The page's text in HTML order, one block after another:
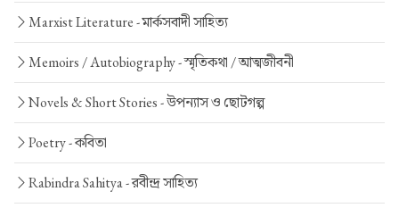
Marxist Literature -মার্কসবাদী সাহিত্য
Memoirs / Autobiography -স্মৃতিকথা / আত্মজীবনী
Novels & Short Stories -উপন্যাস ও ছোটগল্প
Poetry -কবিতা
Rabindra Sahitya -রবীন্দ্র সাহিত্য